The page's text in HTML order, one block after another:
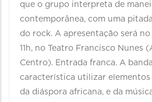
que o grupo interpreta de
contemporânea, com uma
do rock. A apresentação será
11h, no Teatro Francisco Nunes
Centro). Entrada franca. A
característica utilizar elementos
da diáspora africana, e da